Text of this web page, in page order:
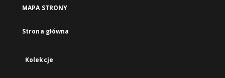
MAPA STRONY
Strona główna
Kolekcje